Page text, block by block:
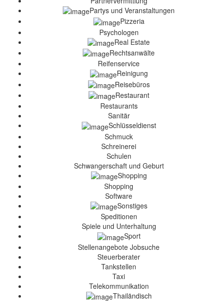
Partys und Veranstaltungen
Pizzeria
Psychologen
Real Estate
Rechtsanwälte
Reifenservice
Reinigung
Reisebüros
Restaurant
Restaurants
Sanitär
Schlüsseldienst
Schmuck
Schreinerei
Schulen
Schwangerschaft und Geburt
Shopping
Shopping
Software
Sonstiges
Speditionen
Spiele und Unterhaltung
Sport
Stellenangebote Jobsuche
Steuerberater
Tankstellen
Taxi
Telekommunikation
Thailändisch